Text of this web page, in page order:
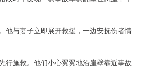
他与妻子立即展开救援，一边安抚伤者情
行施救。他们小心翼翼地沿崖壁靠近事故